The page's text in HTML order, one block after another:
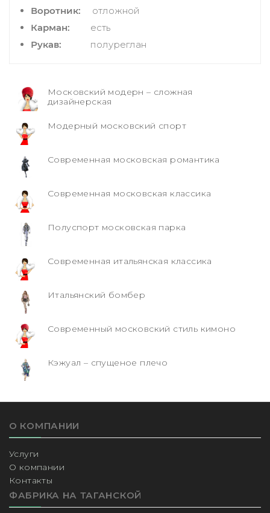
Воротник:
отложной
Карман:
есть
Рукав:
полуреглан
Московский модерн – сложная
дизайнерская
Модерный московский спорт
Современная московская романтика
Современная московская классика
Полуспорт московская парка
Современная итальянская классика
Итальянский бомбер
Современный московский стиль кимоно
Кэжуал – спущеное плечо
О КОМПАНИИ
Услуги
О компании
Контакты
ФАБРИКА НА ТАГАНСКОЙ